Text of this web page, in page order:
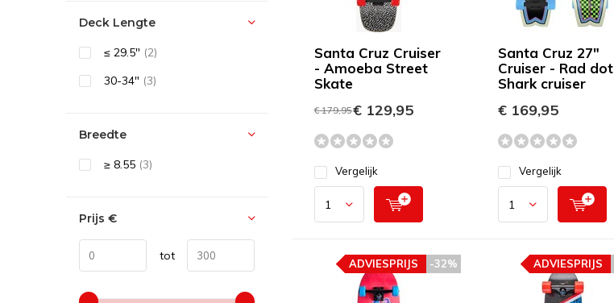
Santa Cruz Cruiser
- Amoeba Street
Skate
€ 179,95€ 129,95
Vergelijk
Santa Cruz 27"
Cruiser - Rad dot
Shark cruiser
€ 169,95
Vergelijk
-32%
ADVIESPRIJS ADVIESPRIJS
Deck Lengte
≤ 29.5″ (2)
30-34" (3)
Breedte
≥ 8.55 (3)
Prijs €
tot